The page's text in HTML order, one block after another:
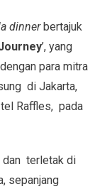
dinnerbertajuk
’, yang
para mitra
di Jakarta,
Raffles, pada
dan terletak di
sepanjang